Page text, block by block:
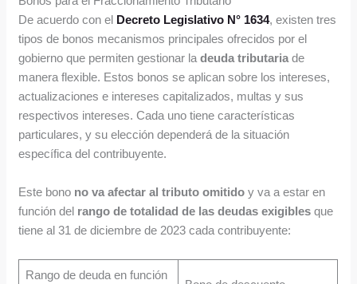
De acuerdo con el Decreto Legislativo N° 1634, existen tres
tipos de bonos mecanismos principales ofrecidos por el
gobierno que permiten gestionar ladeuda tributariade
manera flexible. Estos bonos se aplican sobre los intereses,
actualizaciones e intereses capitalizados, multas y sus
respectivos intereses. Cada uno tiene características
particulares, y su elección dependerá de la situación
específica del contribuyente.
Este bono no va afectar al tributo omitido y va a estar en
función del rango de totalidad de las deudas exigibles que
tiene al 31 de diciembre de 2023 cada contribuyente:
Rango de deuda en función